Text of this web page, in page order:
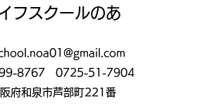
フスクールのあ
8767
0725-51-7904
府和泉市芦部町221番